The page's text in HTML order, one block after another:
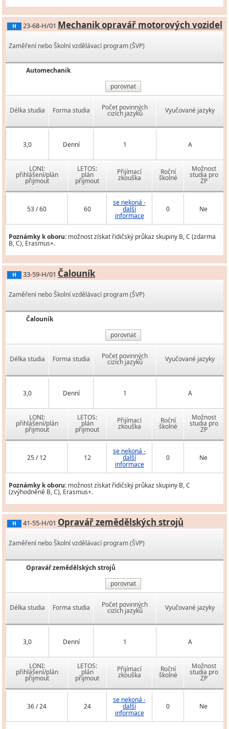
H 23-68-H/01 Mechanik opravář motorových vozidel
Zaměření nebo Školní vzdělávací program (ŠVP)
Automechanik
porovnat
Délka studia Forma studia Počet povinných
cizích jazyků Vyučované jazyky
3,0 Denní 1 A
LONI:
přihlášení/plán
přijmout
LETOS:
plán
přijmout
Přijímací
zkouška
Roční
školné
Možnost
studia pro
ZP
53 / 60 60
se nekoná -
další
informace
0 Ne
Poznámky k oboru: možnost získat řidičský průkaz skupiny B, C (zdarma
B, C), Erasmus+.
H 33-59-H/01 Čalouník
Zaměření nebo Školní vzdělávací program (ŠVP)
Čalouník
porovnat
Délka studia Forma studia Počet povinných
cizích jazyků Vyučované jazyky
3,0 Denní 1 A
LONI:
přihlášení/plán
přijmout
LETOS:
plán
přijmout
Přijímací
zkouška
Roční
školné
Možnost
studia pro
ZP
25 / 12 12
se nekoná -
další
informace
0 Ne
Poznámky k oboru: možnost získat řidičský průkaz skupiny B, C
(zvýhodněně B, C), Erasmus+.
H 41-55-H/01 Opravář zemědělských strojů
Zaměření nebo Školní vzdělávací program (ŠVP)
Opravář zemědělských strojů
porovnat
Délka studia Forma studia Počet povinných
cizích jazyků Vyučované jazyky
3,0 Denní 1 A
LONI:
přihlášení/plán
přijmout
LETOS:
plán
přijmout
Přijímací
zkouška
Roční
školné
Možnost
studia pro
ZP
36 / 24 24
se nekoná -
další
informace
0 Ne